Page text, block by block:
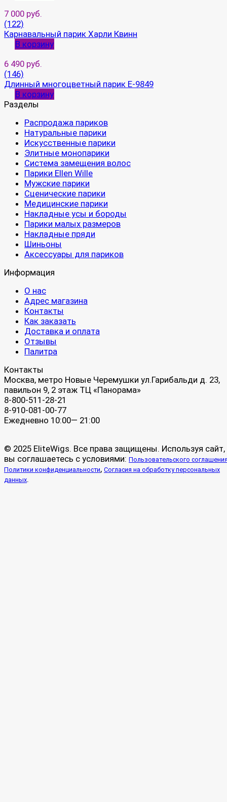
7 000 руб.
(122)
Карнавальный парик Харли Квинн
В корзину
6 490 руб.
(146)
Длинный многоцветный парик E-9849
В корзину
Разделы
Распродажа париков
Натуральные парики
Искусственные парики
Элитные монопарики
Система замещения волос
Парики Ellen Wille
Мужские парики
Сценические парики
Медицинские парики
Накладные усы и бороды
Парики малых размеров
Накладные пряди
Шиньоны
Аксессуары для париков
Информация
О нас
Адрес магазина
Контакты
Как заказать
Доставка и оплата
Отзывы
Палитра
Контакты
Москва, метро Новые Черемушки ул.Гарибальди д. 23,
павильон 9, 2 этаж ТЦ «Панорама»
8-800-511-28-21
8-910-081-00-77
Ежедневно 10:00— 21:00
© 2025 EliteWigs. Все права защищены. Используя сайт,
вы соглашаетесь с условиями: Пользовательского
Политики конфиденциальности, Согласия на обработку персональных
данных.